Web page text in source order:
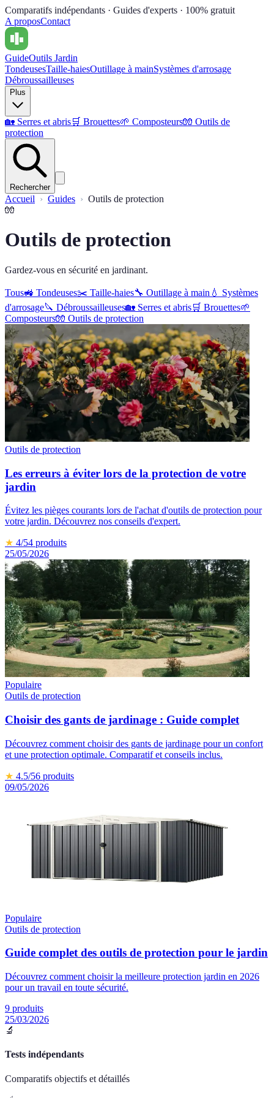
Comparatifs indépendants · Guides d'experts · 100% gratuit
A proposContact
GuideOutils Jardin
TondeusesTaille-haiesOutillage à mainSystèmes d'arrosage
Débroussailleuses
Plus
🏡 Serres et abris🛒 Brouettes🌱 Composteurs🧤 Outils de
protection
Rechercher
Accueil Guides
Outils de protection
🧤
Outils de protection
Gardez-vous en sécurité en jardinant.
Tous🚜 Tondeuses✂️ Taille-haies🔧 Outillage à main 💧 Systèmes
d'arrosage🔪 Débroussailleuses🏡 Serres et abris🛒 Brouettes🌱
Composteurs🧤 Outils de protection
Outils de protection
Les erreurs à éviter lors de la protection de votre
jardin
Évitez les pièges courants lors de l'achat d'outils de protection pour
votre jardin. Découvrez nos conseils d'expert.
★ 4/54 produits
25/05/2026
Populaire
Outils de protection
Choisir des gants de jardinage : Guide complet
Découvrez comment choisir des gants de jardinage pour un confort
et une protection optimale. Comparatif et conseils inclus.
★ 4.5/56 produits
09/05/2026
Populaire
Outils de protection
Guide complet des outils de protection pour le jardin
Découvrez comment choisir la meilleure protection jardin en 2026
pour un travail en toute sécurité.
9 produits
25/03/2026
🔬
Tests indépendants
Comparatifs objectifs et détaillés